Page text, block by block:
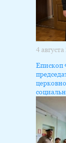
4
Епископ